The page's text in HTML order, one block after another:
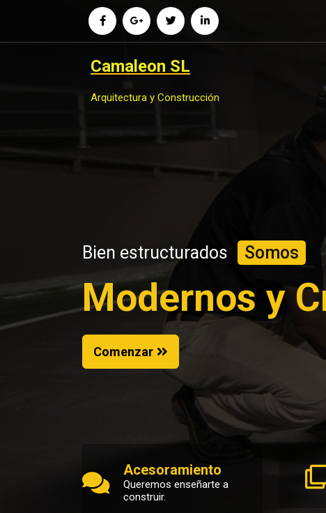
Camaleon SL
Arquitectura y Construcción
Bien estructurados Somos
Modernos y
Comenzar
Acesoramiento
Queremos enseñarte a
construir.